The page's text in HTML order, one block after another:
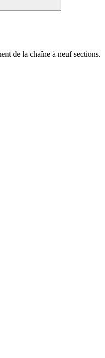
de la chaîne à neuf sections.